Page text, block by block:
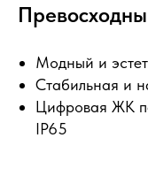
Модный и
Стабильная и
Цифровая ЖК
IP65